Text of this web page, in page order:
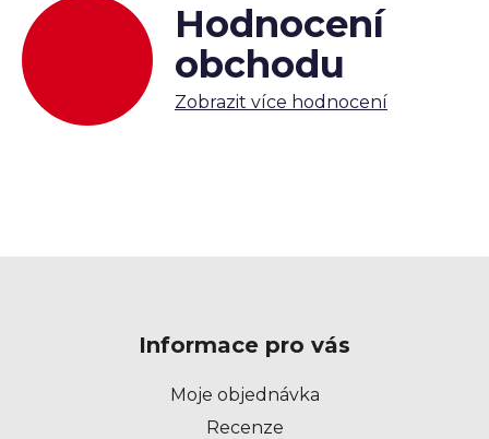
Hodnocení
obchodu
Zobrazit více hodnocení
Informace pro vás
Moje objednávka
Recenze